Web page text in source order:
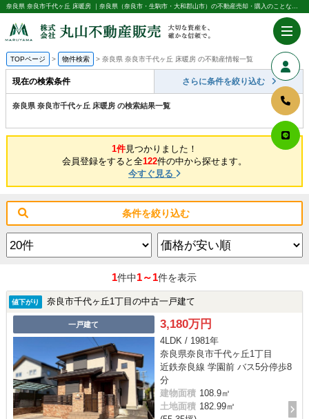
奈良県 奈良市千代ヶ丘 床暖房 ｜奈良県（奈良市・生駒市・大和郡山市）の不動産売却・購入のことなら株式会社丸山不動産販売
TOPページ 物件検索 奈良県 奈良市千代ヶ丘 床暖房 の不動産情報一覧
現在の検索条件 さらに条件を絞り込む
奈良県 奈良市千代ヶ丘 床暖房 の検索結果一覧
1件見つかりました！
会員登録をすると全122件の中から探せます。
今すぐ見る
条件を絞り込む
1件中1～1件を表示
値下がり 奈良市千代ヶ丘1丁目の中古一戸建て
一戸建て 3,180万円
4LDK / 1981年
奈良県奈良市千代ヶ丘1丁目
近鉄奈良線 学園前 バス5分停歩8
分
建物面積 108.9㎡
土地面積 182.99㎡